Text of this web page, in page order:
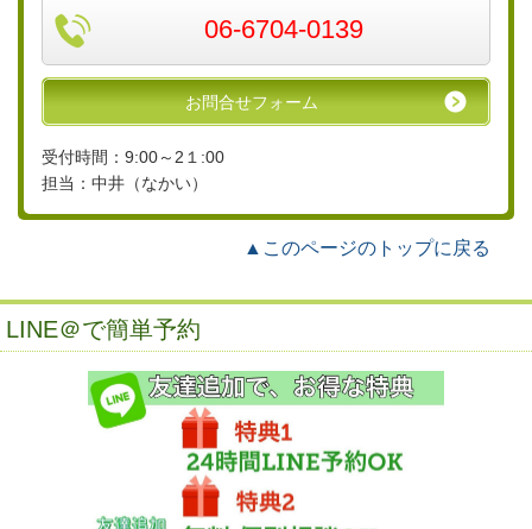
06-6704-0139
お問合せフォーム
受付時間：9:00～2１:00
担当：中井（なかい）
▲このページのトップに戻る
LINE＠で簡単予約